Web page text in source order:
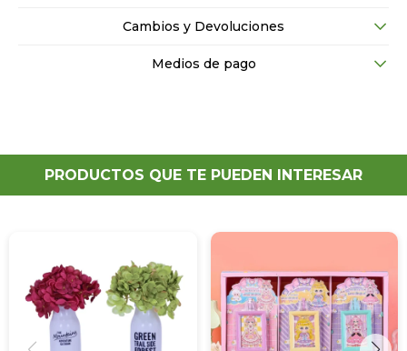
Cambios y Devoluciones
Medios de pago
PRODUCTOS QUE TE PUEDEN INTERESAR